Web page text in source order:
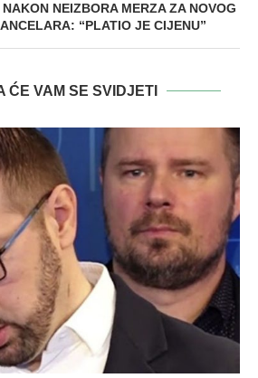
NEIZBORA MERZA ZA NOVOG
“PLATIO JE CIJENU”
ĆE VAM SE SVIDJETI